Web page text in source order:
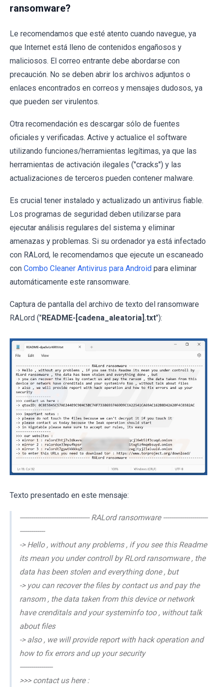
ransomware?
Le recomendamos que esté atento cuando navegue, ya
que Internet está lleno de contenidos engañosos y
maliciosos. El correo entrante debe abordarse con
precaución. No se deben abrir los archivos adjuntos o
enlaces encontrados en correos y mensajes dudosos, ya
que pueden ser virulentos.
Otra recomendación es descargar sólo de fuentes
oficiales y verificadas. Active y actualice el software
utilizando funciones/herramientas legítimas, ya que las
herramientas de activación ilegales ("cracks") y las
actualizaciones de terceros pueden contener malware.
Es crucial tener instalado y actualizado un antivirus fiable.
Los programas de seguridad deben utilizarse para
ejecutar análisis regulares del sistema y eliminar
amenazas y problemas. Si su ordenador ya está infectado
con RALord, le recomendamos que ejecute un escaneado
con Combo Cleaner Antivirus para Android para eliminar
automáticamente este ransomware.
Captura de pantalla del archivo de texto del ransomware
RALord ("README-[cadena_aleatoria].txt"):
Texto presentado en este mensaje:
------------------------------------ RALord ransomware -----------------------
-------------
-> Hello , without any problems , if you see this Readme
its mean you under controll by RLord ransomware , the
data has been stolen and everything done , but
-> you can recover the files by contact us and pay the
ransom , the data taken from this device or network
have crenditals and your systeminfo too , without talk
about files
-> also , we will provide report with hack operation and
how to fix errors and up your security
-----------------
>>> contact us here :